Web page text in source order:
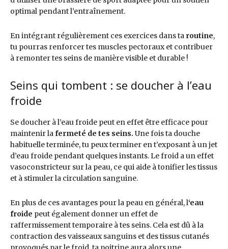
optimal pendant l’entraînement.
En intégrant régulièrement ces exercices dans ta routine,
tu pourras renforcer tes muscles pectoraux et contribuer
à remonter tes seins de manière visible et durable !
Seins qui tombent : se doucher à l’eau
froide
Se doucher à l’eau froide peut en effet être efficace pour
maintenir lafermeté de tes seins. Une fois ta douche
habituelle terminée, tu peux terminer en t’exposant à un jet
d’eau froide pendant quelques instants. Le froid a un effet
vasoconstricteur sur la peau, ce qui aide à tonifier les tissus
et à stimuler la circulation sanguine.
En plus de ces avantages pour la peau en général, l‘eau
froide peut également donner un effet de
raffermissement temporaire à tes seins. Cela est dû à la
contraction des vaisseaux sanguins et des tissus cutanés